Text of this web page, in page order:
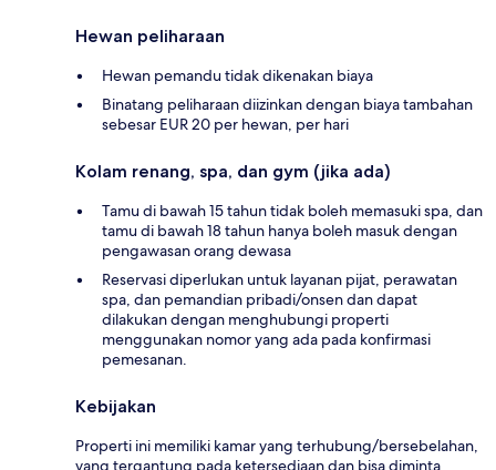
Hewan peliharaan
Hewan pemandu tidak dikenakan biaya
Binatang peliharaan diizinkan dengan biaya tambahan
sebesar EUR 20 per hewan, per hari
Kolam renang, spa, dan gym (jika ada)
Tamu di bawah 15 tahun tidak boleh memasuki spa, dan
tamu di bawah 18 tahun hanya boleh masuk dengan
pengawasan orang dewasa
Reservasi diperlukan untuk layanan pijat, perawatan
spa, dan pemandian pribadi/onsen dan dapat
dilakukan dengan menghubungi properti
menggunakan nomor yang ada pada konfirmasi
pemesanan.
Kebijakan
Properti ini memiliki kamar yang terhubung/bersebelahan,
yang tergantung pada ketersediaan dan bisa diminta